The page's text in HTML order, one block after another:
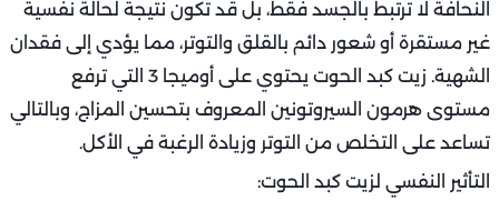
النحافة لا ترتبط بالجسد فقط، بل قد تكون نتيجة لحالة نفسية
غير مستقرة أو شعور دائم بالقلق والتوتر، مما يؤدي إلى فقدان
الشهية. زيت كبد الحوت يحتوي على أوميجا 3 التي ترفع
مستوى هرمون السيروتونين المعروف بتحسين المزاج، وبالتالي
تساعد على التخلص من التوتر وزيادة الرغبة في الأكل.
التأثير النفسي لزيت كبد الحوت: